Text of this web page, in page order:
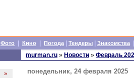
Фото Кино Погода Тендеры Знакомства
»
murman.ru » Новости » Февраль
понедельник, 24 февраля 2025